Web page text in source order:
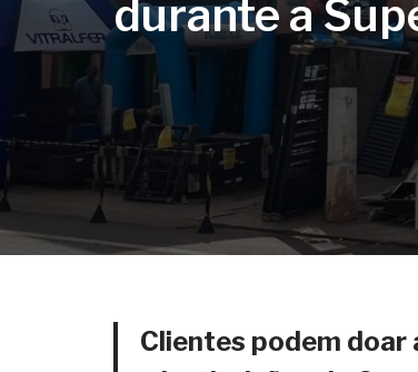
durante a
Clientes podem doar